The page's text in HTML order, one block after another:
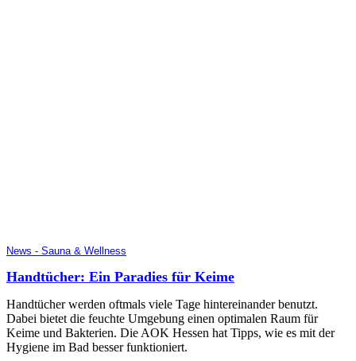
News - Sauna & Wellness
Handtücher: Ein Paradies für Keime
Handtücher werden oftmals viele Tage hintereinander benutzt.
Dabei bietet die feuchte Umgebung einen optimalen Raum für
Keime und Bakterien. Die AOK Hessen hat Tipps, wie es mit der
Hygiene im Bad besser funktioniert.